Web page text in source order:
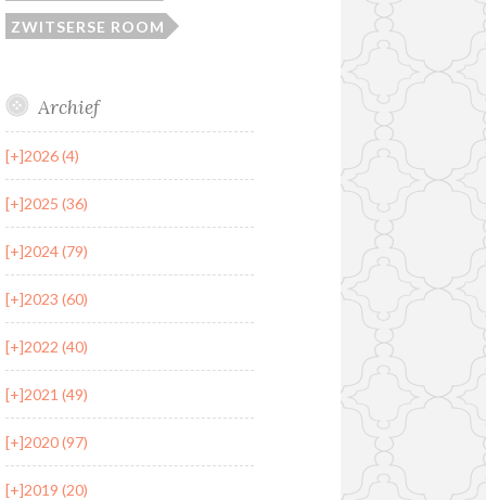
ZWITSERSE ROOM
Archief
[+]2026 (4)
[+]2025 (36)
[+]2024 (79)
[+]2023 (60)
[+]2022 (40)
[+]2021 (49)
[+]2020 (97)
[+]2019 (20)